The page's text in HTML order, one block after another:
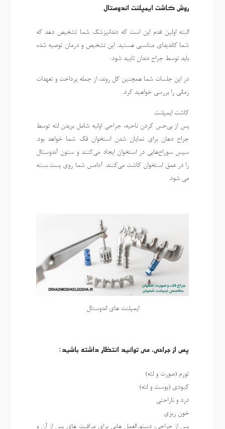
روش کاشت ایمپلنت اندوستال
البته اولین قدم این است که دندانپزشک شما تشخیص دهد که
شما کاندیدای مناسبی هستید. این تشخیص و درمان توصیه شده
باید توسط جراح دندان تایید شود.
در این جلسات شما همچنین کل روند، از جمله پرداخت و تعهدات
زمانی را بررسی خواهید کرد.
کاشت ایمپلنت
پس از بی‌حس کردن ناحیه، جراحی اولیه شامل بریدن لثه توسط
جراح دهان برای نمایان شدن استخوان فک شما خواهد بود.
سپس سوراخ‌هایی در استخوان ایجاد می‌کنند و ستون آندوستال
را در عمق استخوان کاشت می‌کنند. آدامس شما روی پست بسته
می شود.
ایمپلنت های اندوستال
پس از جراحی، می توانید انتظار داشته باشید:
تورم (صورت و لثه)
کبودی (پوست و لثه)
درد و ناراحتی
خون ریزی
پس از جراحی، دستورالعمل هایی برای مراقبت های پس از آن و